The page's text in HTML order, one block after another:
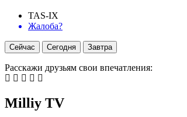
TAS-IX
Жалоба?
Сейчас Сегодня Завтра
Расскажи друзьям свои впечатления:
Milliy TV